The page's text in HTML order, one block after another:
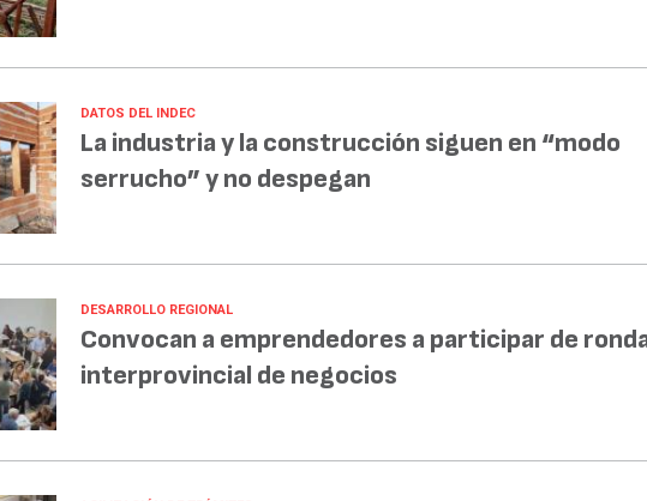
DATOS DEL INDEC
La industria y la construcción siguen en “modo
serrucho” y no despegan
DESARROLLO REGIONAL
Convocan a emprendedores a participar de
interprovincial de negocios